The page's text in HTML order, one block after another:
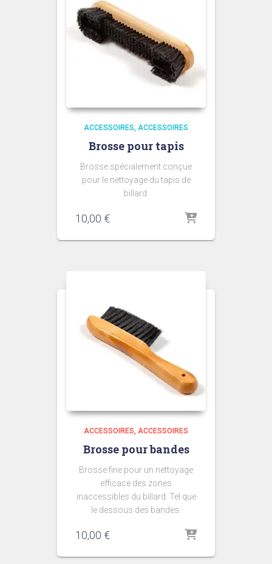
ACCESSOIRES ACCESSOIRES
Brosse pour tapis
Brosse spécialement conçue
pour le nettoyage du tapis de
billard.
10,00 €
ACCESSOIRES ACCESSOIRES
Brosse pour bandes
Brosse fine pour un nettoyage
efficace des zones
inaccessibles du billard. Tel que
le dessous des bandes.
10,00 €